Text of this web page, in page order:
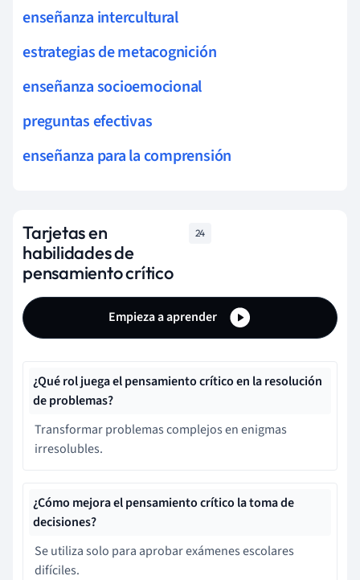
enseñanza intercultural
estrategias de metacognición
enseñanza socioemocional
preguntas efectivas
enseñanza para la comprensión
Tarjetas en
habilidades de
pensamiento crítico
24
Empieza a aprender
¿Qué rol juega el pensamiento crítico en la resolución
de problemas?
Transformar problemas complejos en enigmas
irresolubles.
¿Cómo mejora el pensamiento crítico la toma de
decisiones?
Se utiliza solo para aprobar exámenes escolares
difíciles.